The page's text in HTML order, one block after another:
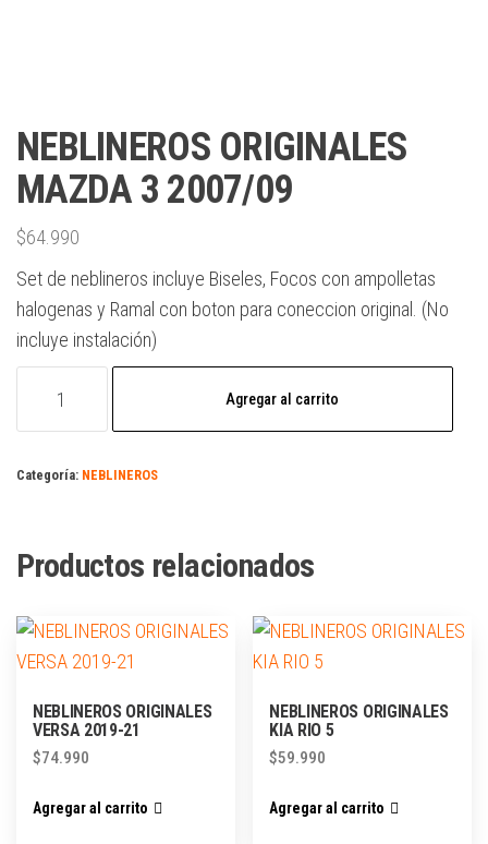
NEBLINEROS ORIGINALES
MAZDA 3 2007/09
$64.990
Set de neblineros incluye Biseles, Focos con ampolletas
halogenas y Ramal con boton para coneccion original. (No
incluye instalación)
Agregar al carrito
Categoría: NEBLINEROS
Productos relacionados
NEBLINEROS ORIGINALES
VERSA 2019-21
$74.990
Agregar al carrito
NEBLINEROS ORIGINALES
KIA RIO 5
$59.990
Agregar al carrito